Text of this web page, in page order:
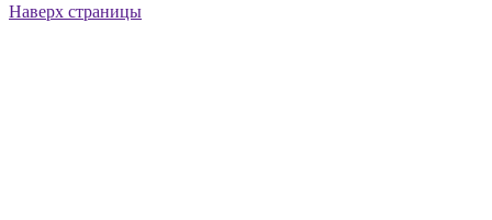
Наверх страницы